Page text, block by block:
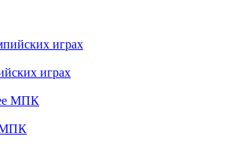
играх
МПК